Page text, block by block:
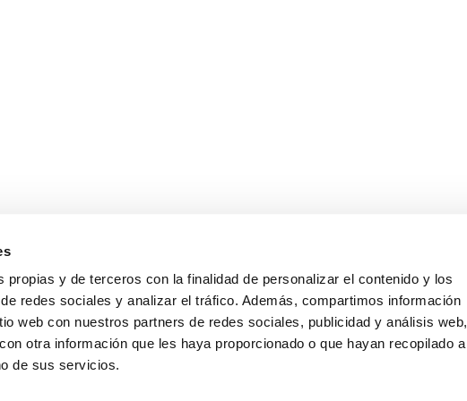
propias y de terceros con la finalidad de personalizar el contenido y los
redes sociales y analizar el tráfico. Además, compartimos información
web con nuestros partners de redes sociales, publicidad y análisis web,
otra información que les haya proporcionado o que hayan recopilado a
de sus servicios.